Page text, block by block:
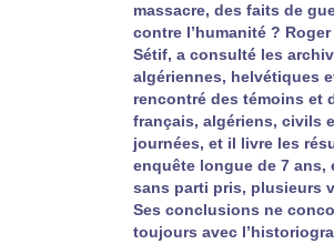
massacre, des faits de
contre l’humanité ?
Sétif, a consulté les
algériennes, helvétiques
rencontré des témoins et
français, algériens, civils
journées, et il livre les
enquête longue de 7 ans,
sans parti pris, plusieurs
Ses conclusions ne
toujours avec